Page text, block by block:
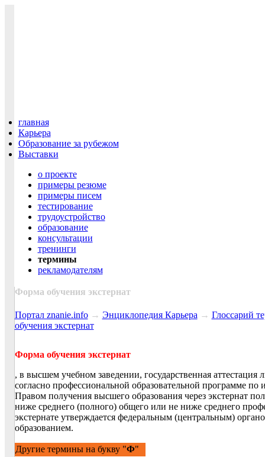
главная
Карьера
Образование за рубежом
Выставки
о проекте
примеры резюме
примеры писем
тестирование
трудоустройство
образование
консультации
тренинги
термины
рекламодателям
Форма обучения экстернат
Портал znanie.info→ Энциклопедия Карьера → Глосcарий
обучения экстернат
Форма обучения экстернат
, в высшем учебном заведении, государственная
согласно профессиональной образовательной программе
Правом получения высшего образования через экстернат
ниже среднего (полного) общего или не ниже среднего
экстернате утверждается федеральным (центральным)
образованием.
Другие термины на букву "Ф"